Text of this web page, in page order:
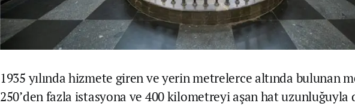
1935 yılında hizmete giren ve yerin metrelerce altında bulunan
250’den fazla istasyona ve 400 kilometreyi aşan hat uzunluğuyla